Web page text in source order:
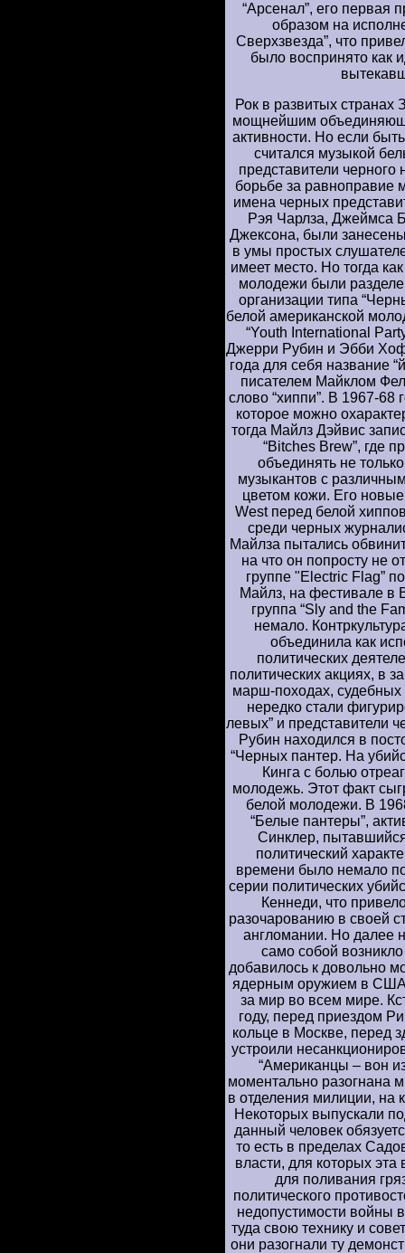
“Арсенал”, его первая
образом на
Сверхзвезда”, что
было воспринято как
Рок в развитых странах
мощнейшим
активности. Но если
считался музыкой
представители
борьбе за равноправие
имена черных
Рэя Чарлза, Джеймса
Джексона, были
в умы простых
имеет место. Но тогда
молодежи были
организации типа
белой американской
“Youth International
Джерри Рубин и Эбби
года для себя название
писателем Майклом
слово “хиппи”. В 1967-
которое можно
тогда Майлз Дэйвис
“Bitches Brew”, где
объединять не
музыкантов с
цветом кожи. Его
West перед белой
среди черных
Майлза пытались
на что он попросту не
группе "Electric Flag”
Майлз, на фестивале в
группа “Sly and the
немало.
объединила как
политических
политических акциях, в
марш-походах, судебных
нередко стали
левых” и представители
Рубин находился в
“Черных пантер. На
Кинга с болью
молодежь. Этот факт
белой молодежи. В
“Белые пантеры”,
Синклер,
политический
времени было немало
серии политических
Кеннеди, что
разочарованию в своей
англомании. Но далее
само собой
добавилось к довольно
ядерным оружием в
за мир во всем мире.
году, перед приездом
кольце в Москве, перед
устроили
“Американцы – вон
моментально разогнана
в отделения милиции, на
Некоторых выпускали
данный человек
то есть в пределах
власти, для которых
для поливания
политического
недопустимости войны
туда свою технику и
они разогнали ту